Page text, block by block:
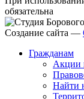
обязательна
Создание сайта —
Гражданам
Акции
Найти